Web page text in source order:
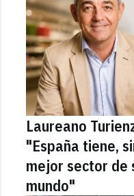
Laureano
"España tiene,
mejor sector de
mundo"